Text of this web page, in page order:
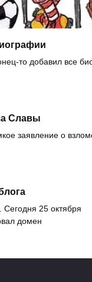
то добавил все
Славы
заявление о
Сегодня 25 октября
домен